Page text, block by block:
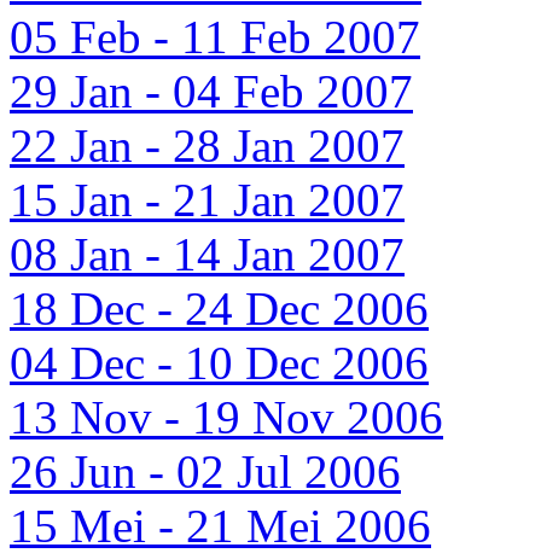
05 Feb - 11 Feb 2007
29 Jan - 04 Feb 2007
22 Jan - 28 Jan 2007
15 Jan - 21 Jan 2007
08 Jan - 14 Jan 2007
18 Dec - 24 Dec 2006
04 Dec - 10 Dec 2006
13 Nov - 19 Nov 2006
26 Jun - 02 Jul 2006
15 Mei - 21 Mei 2006